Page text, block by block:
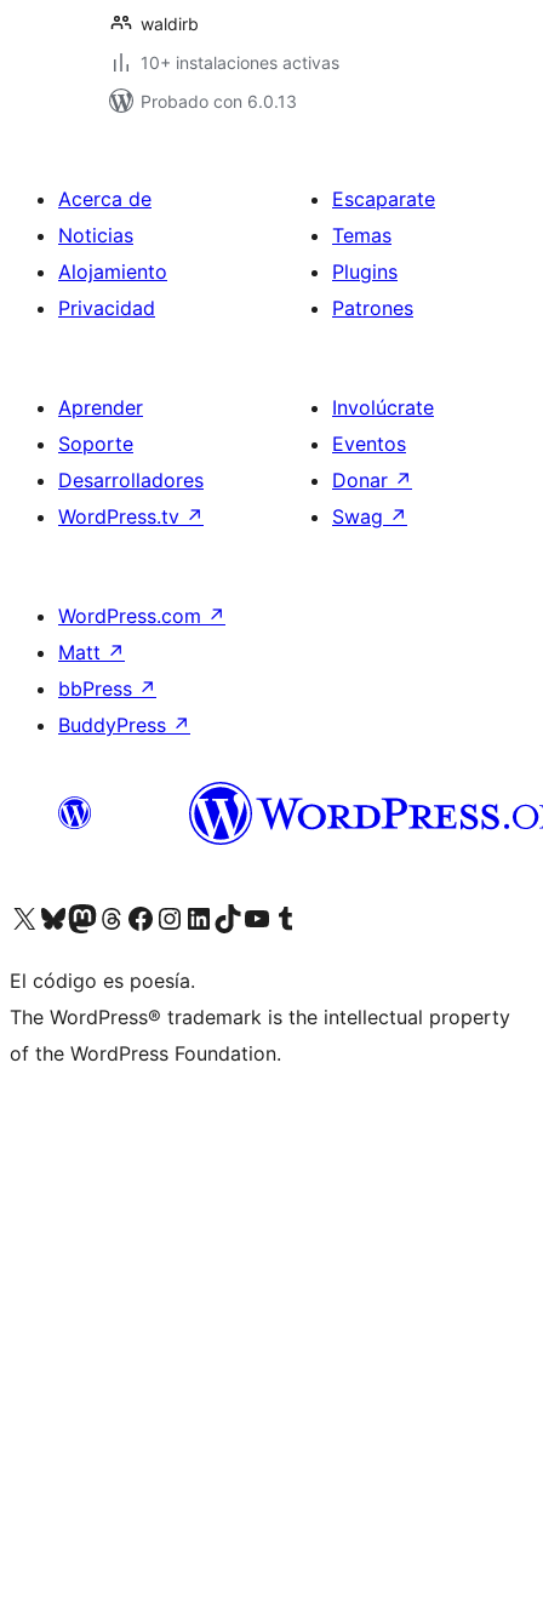
waldirb
10+ instalaciones activas
Probado con 6.0.13
Acerca de
Noticias
Alojamiento
Privacidad
Escaparate
Temas
Plugins
Patrones
Aprender
Soporte
Desarrolladores
WordPress.tv ↗
Involúcrate
Eventos
Donar ↗
Swag ↗
WordPress.com ↗
Matt ↗
bbPress ↗
BuddyPress ↗
Visita nuestra cuenta de X (anteriormente Twitter)
Visit our Bluesky account
Visit our Mastodon account
Visit our Threads account
Visita nuestra página de Facebook
Visita nuestra cuenta de Instagram
Visita nuestra cuenta de LinkedIn
Visit our TikTok account
Visita nuestro canal de YouTube
Visit our Tumblr account
El código es poesía.
The WordPress® trademark is the intellectual property
of the WordPress Foundation.